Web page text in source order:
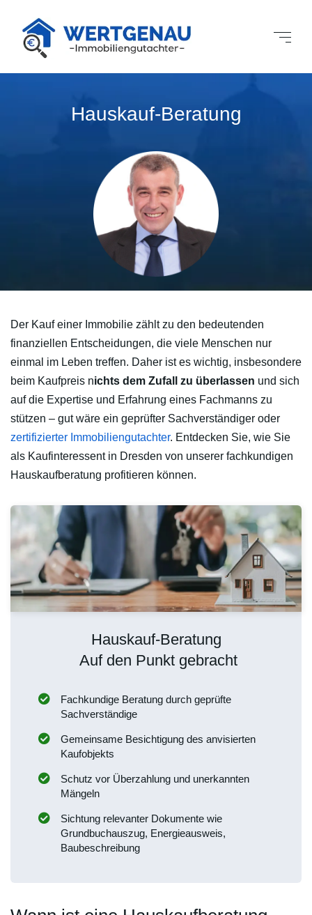
Hauskauf-Beratung
Der Kauf einer Immobilie zählt zu den bedeutenden
finanziellen Entscheidungen, die viele Menschen nur
einmal im Leben treffen. Daher ist es wichtig, insbesondere
beim Kaufpreis nichts dem Zufall zu überlassen und sich
auf die Expertise und Erfahrung eines Fachmanns zu
stützen – gut wäre ein geprüfter Sachverständiger oder
zertifizierter Immobiliengutachter. Entdecken Sie, wie Sie
als Kaufinteressent in Dresden von unserer fachkundigen
Hauskaufberatung profitieren können.
Hauskauf-Beratung
Auf den Punkt gebracht
Fachkundige Beratung durch geprüfte
Sachverständige
Gemeinsame Besichtigung des anvisierten
Kaufobjekts
Schutz vor Überzahlung und unerkannten
Mängeln
Sichtung relevanter Dokumente wie
Grundbuchauszug, Energieausweis,
Baubeschreibung